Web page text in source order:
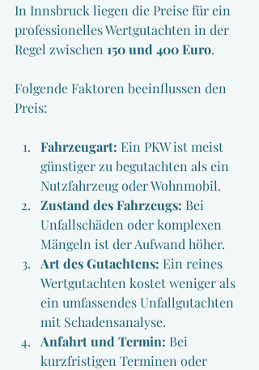
In Innsbruck liegen die Preise für ein
professionelles Wertgutachten in der
Regel zwischen 150 und 400 Euro.
Folgende Faktoren beeinflussen den
Preis:
Fahrzeugart: Ein PKW ist meist
günstiger zu begutachten als ein
Nutzfahrzeug oder Wohnmobil.
Zustand des Fahrzeugs: Bei
Unfallschäden oder komplexen
Mängeln ist der Aufwand höher.
Art des Gutachtens: Ein reines
Wertgutachten kostet weniger als
ein umfassendes Unfallgutachten
mit Schadensanalyse.
Anfahrt und Termin: Bei
kurzfristigen Terminen oder